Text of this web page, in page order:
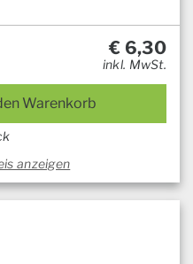
€ 6,30
inkl. MwSt.
Warenkorb
anzeigen